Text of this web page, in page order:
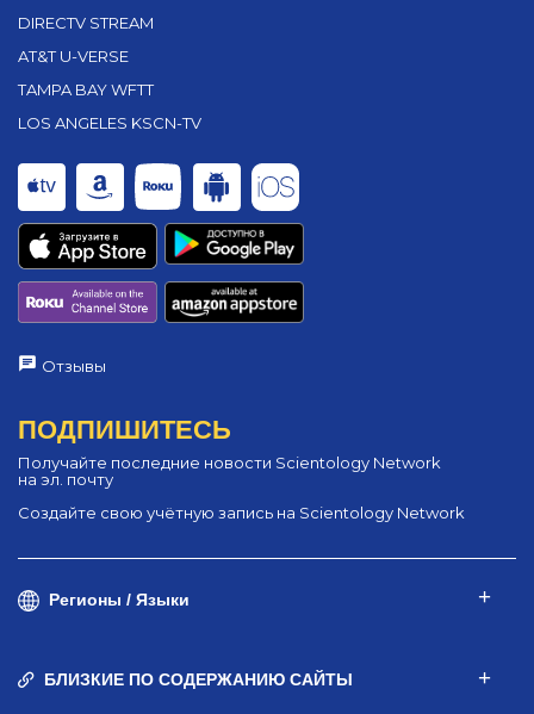
DIRECTV STREAM
AT&T U-VERSE
TAMPA BAY WFTT
LOS ANGELES KSCN-TV
Отзывы
ПОДПИШИТЕСЬ
Получайте последние новости Scientology Network
на эл. почту
Создайте свою учётную запись на Scientology Network
Регионы / Языки
БЛИЗКИЕ ПО СОДЕРЖАНИЮ САЙТЫ